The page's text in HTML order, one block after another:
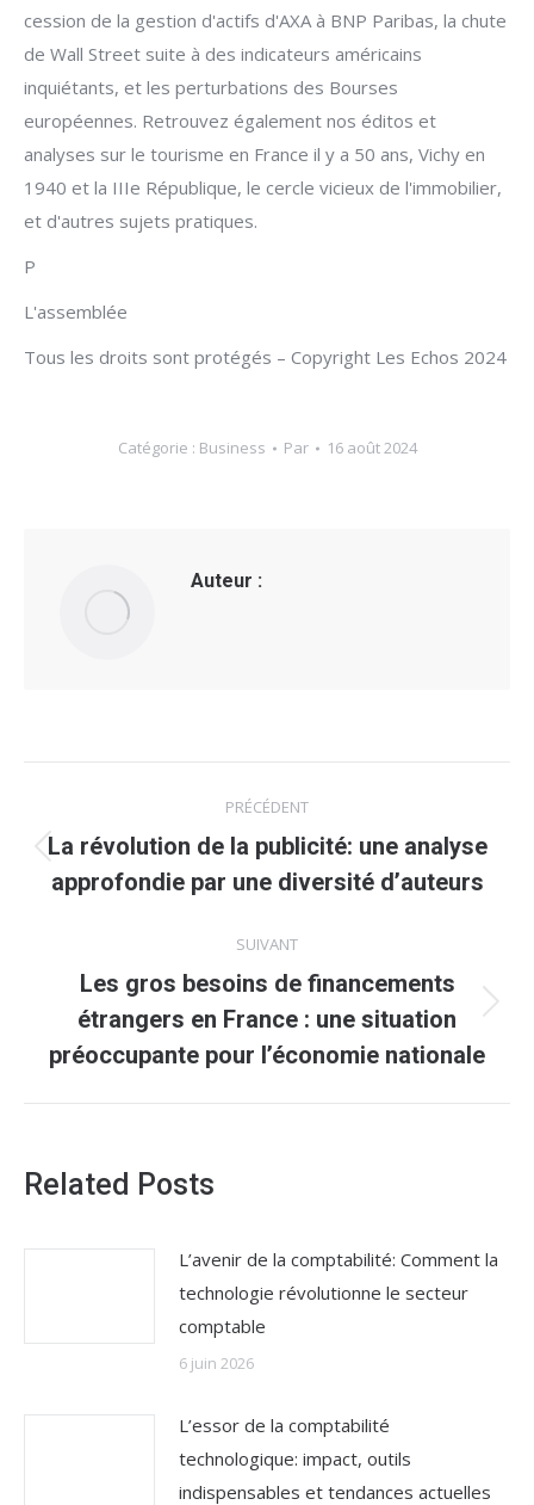
cession de la gestion d'actifs d'AXA à BNP Paribas, la chute
de Wall Street suite à des indicateurs américains
inquiétants, et les perturbations des Bourses
européennes. Retrouvez également nos éditos et
analyses sur le tourisme en France il y a 50 ans, Vichy en
1940 et la IIIe République, le cercle vicieux de l'immobilier,
et d'autres sujets pratiques.
P
L'assemblée
Tous les droits sont protégés – Copyright Les Echos 2024
Catégorie : Business Par 16 août 2024
Auteur :
article
PRÉCÉDENT
Article
précédent
La révolution de la publicité: une analyse
approfondie par une diversité d’auteurs
SUIVANT
Article
suivant
Les gros besoins de financements
étrangers en France : une situation
préoccupante pour l’économie nationale
Related Posts
L’avenir de la comptabilité: Comment la
technologie révolutionne le secteur
comptable
6 juin 2026
L’essor de la comptabilité
technologique: impact, outils
indispensables et tendances actuelles